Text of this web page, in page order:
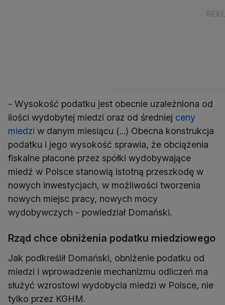
- Wysokość podatku jest obecnie uzależniona od
ilości wydobytej miedzi oraz od średniej ceny
miedzi w danym miesiącu (...) Obecna konstrukcja
podatku i jego wysokość sprawia, że obciążenia
fiskalne płacone przez spółki wydobywające
miedź w Polsce stanowią istotną przeszkodę w
nowych inwestycjach, w możliwości tworzenia
nowych miejsc pracy, nowych mocy
wydobywczych - powiedział Domański.
Rząd chce obniżenia podatku miedziowego
Jak podkreślił Domański, obniżenie podatku od
miedzi i wprowadzenie mechanizmu odliczeń ma
służyć wzrostowi wydobycia miedzi w Polsce, nie
tylko przez KGHM.